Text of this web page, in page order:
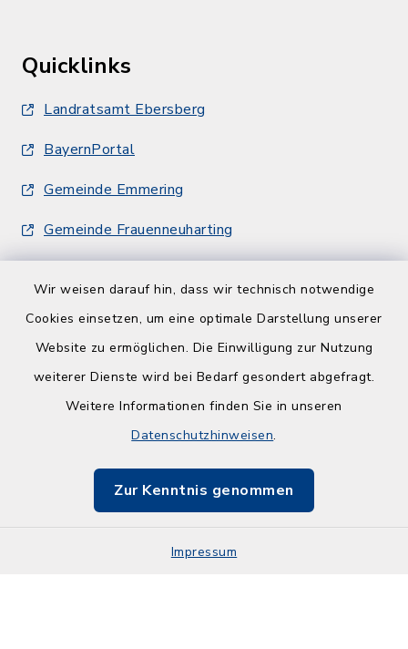
Wir weisen darauf hin, dass wir technisch notwendige
Cookies einsetzen, um eine optimale Darstellung unserer
Website zu ermöglichen. Die Einwilligung zur Nutzung
weiterer Dienste wird bei Bedarf gesondert abgefragt.
Weitere Informationen finden Sie in unseren
Datenschutzhinweisen.
Zur Kenntnis genommen
Impressum
Quicklinks
Landratsamt Ebersberg
BayernPortal
Gemeinde Emmering
Gemeinde Frauenneuharting
Barrierefreiheit
Impressum
Sitemap